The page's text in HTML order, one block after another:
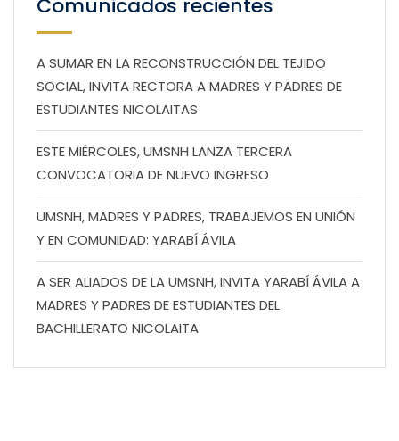
Comunicados recientes
A SUMAR EN LA RECONSTRUCCIÓN DEL TEJIDO
SOCIAL, INVITA RECTORA A MADRES Y PADRES DE
ESTUDIANTES NICOLAITAS
ESTE MIÉRCOLES, UMSNH LANZA TERCERA
CONVOCATORIA DE NUEVO INGRESO
UMSNH, MADRES Y PADRES, TRABAJEMOS EN UNIÓN
Y EN COMUNIDAD: YARABÍ ÁVILA
A SER ALIADOS DE LA UMSNH, INVITA YARABÍ ÁVILA A
MADRES Y PADRES DE ESTUDIANTES DEL
BACHILLERATO NICOLAITA